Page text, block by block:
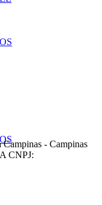
Campinas - Campinas
CNPJ: